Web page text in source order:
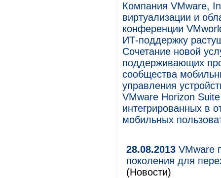
Компания VMware,
виртуализации и
конференции
ИТ-поддержку
Сочетание новой
поддерживающих
сообщества
управления
VMware Horizon
интегрированных в
мобильных
28.08.2013 VMware
поколения для
(Новости)